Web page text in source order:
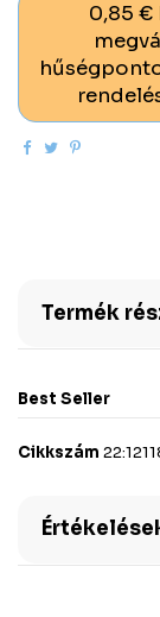
0,85 €
Termék
Best Seller
Cikkszám